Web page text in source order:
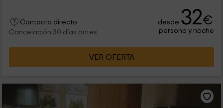
Contacto directo
Cancelación 30 días antes
desde 32€
persona y noche
VER OFERTA